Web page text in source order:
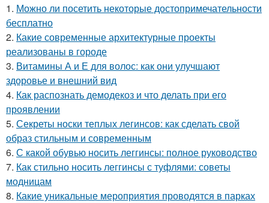
1. Можно ли посетить некоторые достопримечательности
бесплатно
2. Какие современные архитектурные проекты
реализованы в городе
3. Витамины А и Е для волос: как они улучшают
здоровье и внешний вид
4. Как распознать демодекоз и что делать при его
проявлении
5. Секреты носки теплых легинсов: как сделать свой
образ стильным и современным
6. С какой обувью носить леггинсы: полное руководство
7. Как стильно носить леггинсы с туфлями: советы
модницам
8. Какие уникальные мероприятия проводятся в парках